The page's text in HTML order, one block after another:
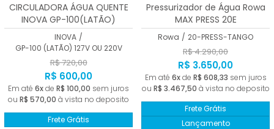
CIRCULADORA ÁGUA QUENTE
INOVA GP-100(LATÃO)
INOVA /
GP-100 (LATÃO) 127V OU 220V
R$ 720,00
R$ 600,00
Em até 6xde R$ 100,00 sem juros
ou R$ 570,00 à vista no deposito
Frete Grátis
Pressurizador de Água Rowa
MAX PRESS 20E
Rowa / 20-PRESS-TANGO
R$ 4.290,00
R$ 3.650,00
Em até 6xde R$ 608,33 sem juros
ou R$ 3.467,50 à vista no deposito
Frete Grátis
Lançamento